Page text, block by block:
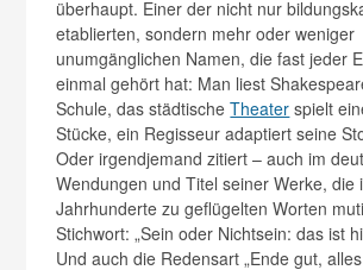
überhaupt. Einer der nicht nur
etablierten, sondern mehr oder weniger
unumgänglichen Namen, die fast jeder
einmal gehört hat: Man liest
Schule, das städtischeTheater spielt
Stücke, ein Regisseur adaptiert seine
Oder irgendjemand zitiert – auch im
Wendungen und Titel seiner Werke, die
Jahrhunderte zu geflügelten Worten
Stichwort: „Sein oder Nichtsein: das ist
Und auch die Redensart „Ende gut, alles